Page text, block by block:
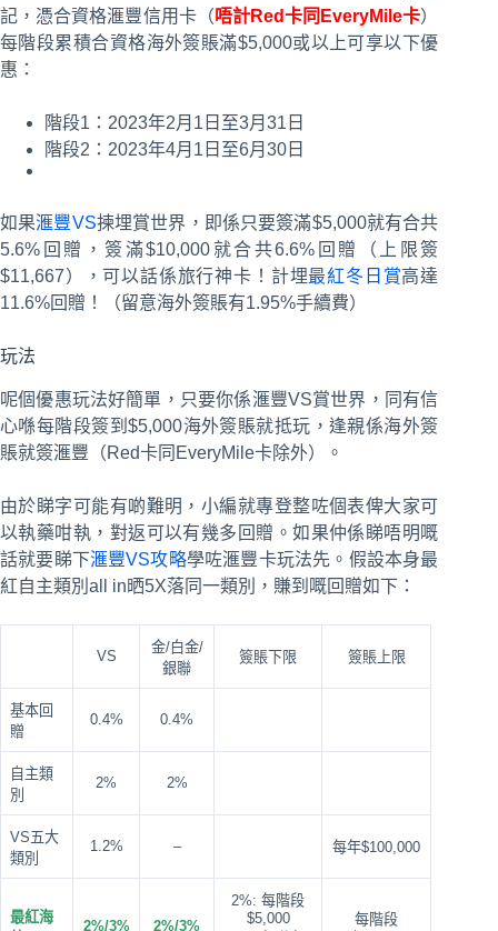
記，憑合資格滙豐信用卡（唔計Red卡同EveryMile卡）
每階段累積合資格海外簽賬滿$5,000或以上可享以下優
惠：
階段1：2023年2月1日至3月31日
階段2：2023年4月1日至6月30日
如果滙豐VS揀埋賞世界，即係只要簽滿$5,000就有合共
5.6%回贈，簽滿$10,000就合共6.6%回贈（上限簽
$11,667），可以話係旅行神卡！計埋最紅冬日賞高達
11.6%回贈！（留意海外簽賬有1.95%手續費）
玩法
呢個優惠玩法好簡單，只要你係滙豐VS賞世界，同有信
心喺每階段簽到$5,000海外簽賬就抵玩，逢親係海外簽
賬就簽滙豐（Red卡同EveryMile卡除外）。
由於睇字可能有啲難明，小編就專登整咗個表俾大家可
以執藥咁執，對返可以有幾多回贈。如果仲係睇唔明嘅
話就要睇下滙豐VS攻略學咗滙豐卡玩法先。假設本身最
紅自主類別all in晒5X落同一類別，賺到嘅回贈如下：
VS
金/白金/
銀聯
簽賬下限 簽賬上限
基本回
贈
0.4% 0.4%
自主類
別
2% 2%
VS五大
類別
1.2% – 每年$100,000
最紅海
2%/3% 2%/3%
2%: 每階段
$5,000
每階段